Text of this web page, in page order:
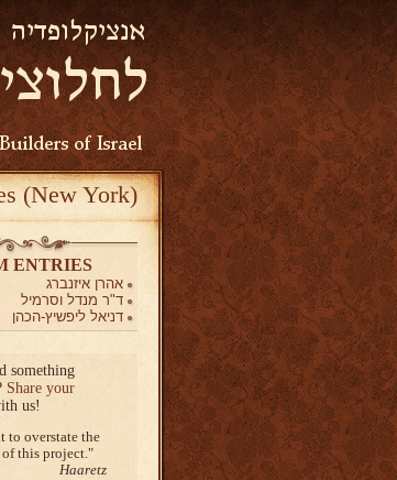
(New York)
ENTRIES
אהרן איזנברג
ד"ר מנדל וסרמיל
דניאל ליפשיץ-הכהן
something
Share your
us!
to overstate the
this project.
Haaretz